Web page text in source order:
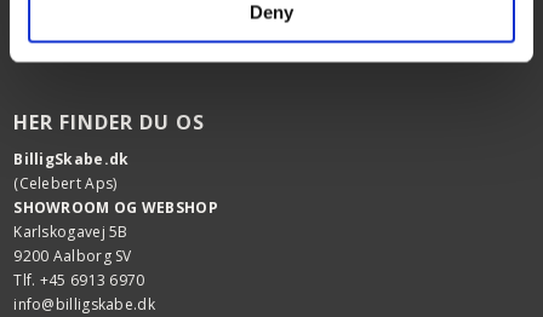
Deny
HER FINDER DU OS
BilligSkabe.dk
(Celebert Aps)
SHOWROOM OG WEBSHOP
Karlskogavej 5B
9200 Aalborg SV
Tlf. +45 6913 6970
info@billigskabe.dk